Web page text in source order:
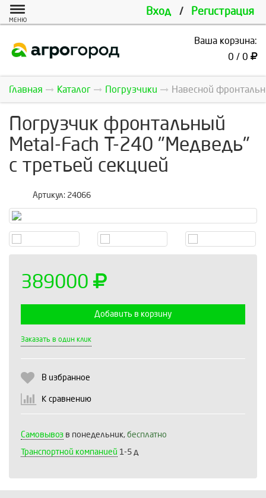
Вход / Регистрация
МЕНЮ
Ваша корзина:
0 / 0
Главная Каталог Погрузчики Навесной
Погрузчик фронтальный
Metal-Fach Т-240 "Медведь"
с третьей секцией
Артикул: 24066
389000
Добавить в корзину
Заказать в один клик
В избранное
К сравнению
Самовывоз в понедельник, бесплатно
Транспортной компанией 1-5 д